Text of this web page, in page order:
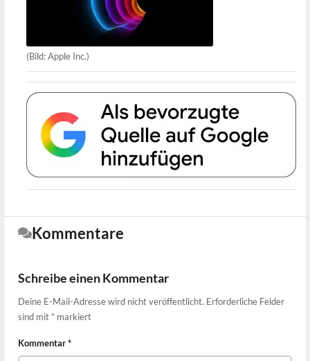
(Bild: Apple Inc.)
Kommentare
Schreibe einen Kommentar
Deine E-Mail-Adresse wird nicht veröffentlicht. Erforderliche Felder
sind mit * markiert
Kommentar*